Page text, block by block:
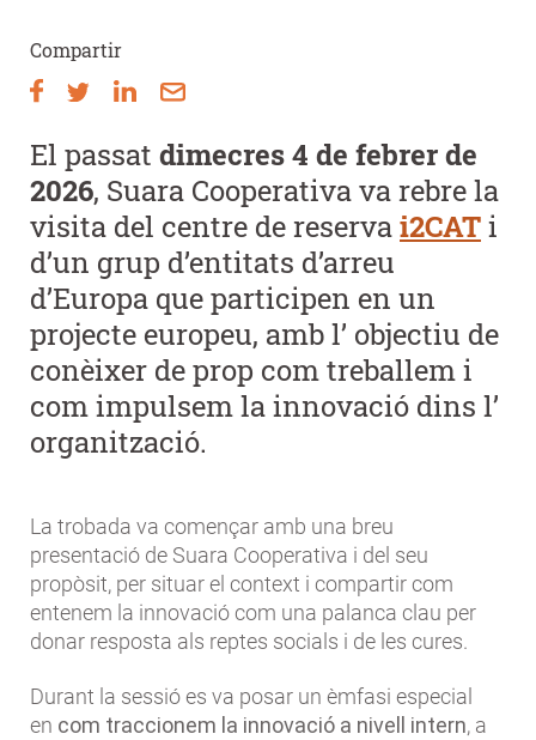
Compartir
El passat dimecres 4 de febrer de
2026, Suara Cooperativa va rebre la
visita del centre de reservai2CATi
d’un grup d’entitats d’arreu
d’Europa que participen en un
projecte europeu, amb l’ objectiu de
conèixer de prop com treballem i
com impulsem la innovació dins l’
organització.
La trobada va començar amb una breu
presentació de Suara Cooperativa i del seu
propòsit, per situar el context i compartir com
entenem la innovació com una palanca clau per
donar resposta als reptes socials i de les cures.
Durant la sessió es va posar un èmfasi especial
en com traccionem la innovació a nivell intern, a